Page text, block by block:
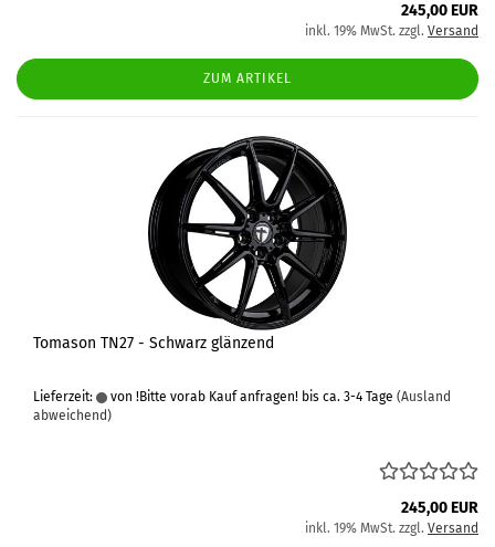
245,00 EUR
inkl. 19% MwSt. zzgl. Versand
ZUM ARTIKEL
Tomason TN27 - Schwarz glänzend
Lieferzeit: von !Bitte vorab Kauf anfragen! bis ca. 3-4 Tage (Ausland
abweichend)
245,00 EUR
inkl. 19% MwSt. zzgl. Versand